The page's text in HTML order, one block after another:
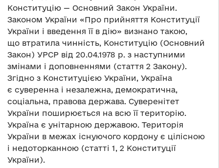
Конституцію — Основний Закон України.
Законом України «Про прийняття Конституції
України і введення її в дію» визнано такою,
що втратила чинність, Конституцію (Основний
Закон) УРСР від 20.04.1978 р. з наступними
змінами і доповненнями (стаття 2 Закону).
Згідно з Конституцією України, Україна
є суверенна і незалежна, демократична,
соціальна, правова держава. Суверенітет
України поширюється на всю її територію.
Україна є унітарною державою. Територія
України в межах існуючого кордону є цілісною
і недоторканною (статті 1, 2 Конституції
України).